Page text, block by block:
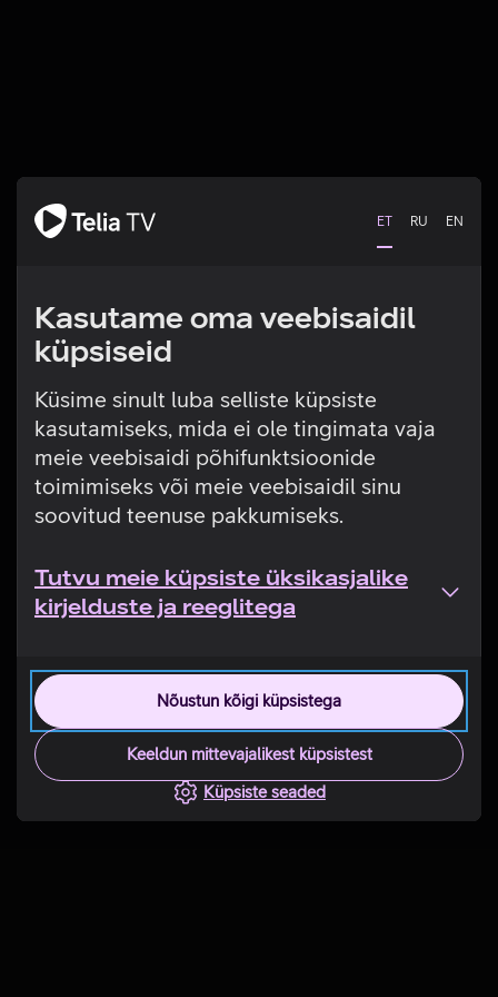
ET RU EN
Kasutame oma veebisaidil
küpsiseid
Küsime sinult luba selliste küpsiste
kasutamiseks, mida ei ole tingimata vaja
meie veebisaidi põhifunktsioonide
toimimiseks või meie veebisaidil sinu
soovitud teenuse pakkumiseks.
Tutvu meie küpsiste üksikasjalike
kirjelduste ja reeglitega
Nõustun kõigi küpsistega
Keeldun mittevajalikest küpsistest
Küpsiste seaded
Tehniline viga